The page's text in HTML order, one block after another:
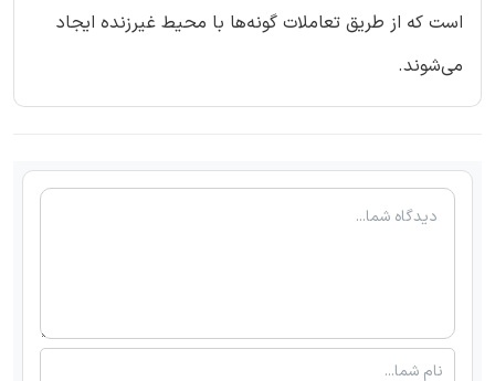
است که از طریق تعاملات گونه‌ها با محیط غیرزنده ایجاد
می‌شوند.